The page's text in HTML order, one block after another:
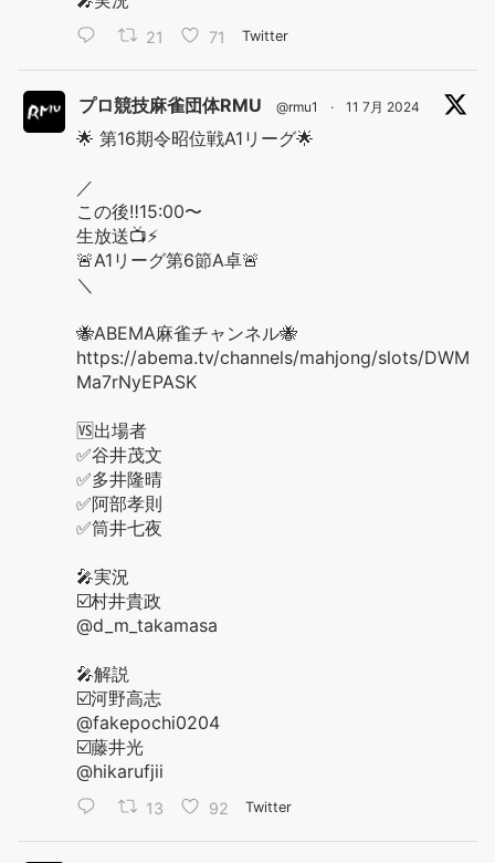
21 71 Twitter
プロ競技麻雀団体RMU @rmu1 · 11 7月 2024
🌟 第16期令昭位戦A1リーグ🌟
／
この後‼️15:00〜
生放送📺⚡️
🚨A1リーグ第6節A卓🚨
＼
🐝ABEMA麻雀チャンネル🐝
https://abema.tv/channels/mahjong/slots/DWM
Ma7rNyEPASK
🆚出場者
✅谷井茂文
✅多井隆晴
✅阿部孝則
✅筒井七夜
🎤実況
☑️村井貴政
@d_m_takamasa
🎤解説
☑️河野高志
@fakepochi0204
☑️藤井光
@hikarufjii
13 92 Twitter